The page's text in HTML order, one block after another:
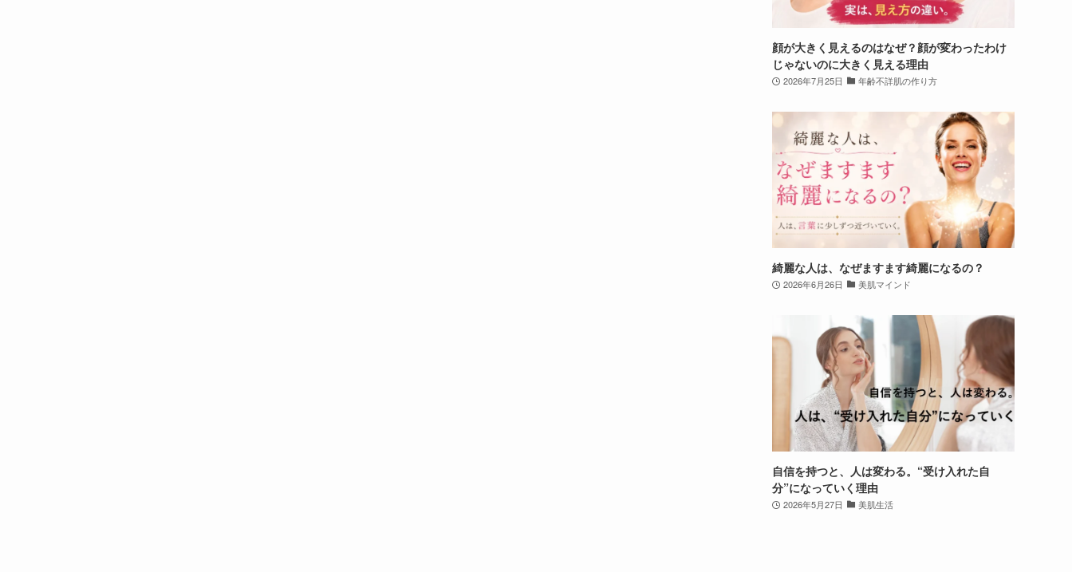
顔が大きく見えるのはなぜ？顔が変わったわけ
じゃないのに大きく見える理由
2026年7月25日 年齢不詳肌の作り方
綺麗な人は、なぜますます綺麗になるの？
2026年6月26日 美肌マインド
自信を持つと、人は変わる。“受け入れた自
分”になっていく理由
2026年5月27日 美肌生活